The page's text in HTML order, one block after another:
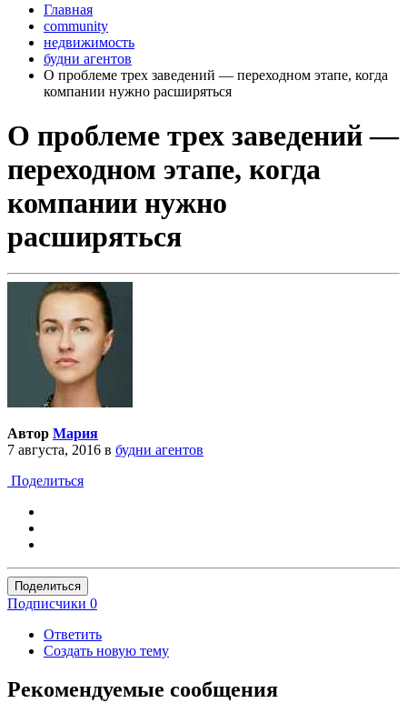
Главная
community
недвижимость
будни агентов
О проблеме трех заведений — переходном этапе, когда
компании нужно расширяться
О проблеме трех заведений —
переходном этапе, когда
компании нужно
расширяться
Автор Мария
7 августа, 2016 в будни агентов
Поделиться
Поделиться
Подписчики 0
Ответить
Создать новую тему
Рекомендуемые сообщения